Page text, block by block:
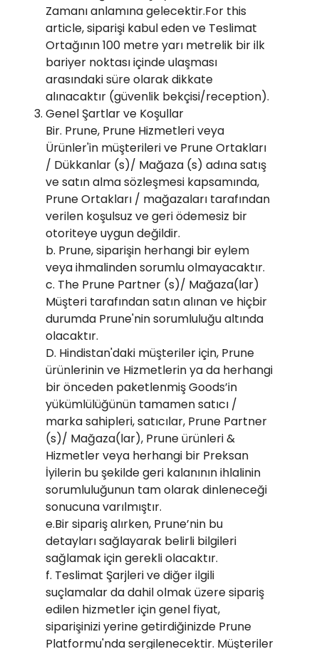
Zamanı anlamına gelecektir.For this
article, siparişi kabul eden ve Teslimat
Ortağının 100 metre yarı metrelik bir ilk
bariyer noktası içinde ulaşması
arasındaki süre olarak dikkate
alınacaktır (güvenlik bekçisi/reception).
Genel Şartlar ve Koşullar
Bir. Prune, Prune Hizmetleri veya
Ürünler'in müşterileri ve Prune Ortakları
/ Dükkanlar (s)/ Mağaza (s) adına satış
ve satın alma sözleşmesi kapsamında,
Prune Ortakları / mağazaları tarafından
verilen koşulsuz ve geri ödemesiz bir
otoriteye uygun değildir.
b. Prune, siparişin herhangi bir eylem
veya ihmalinden sorumlu olmayacaktır.
c. The Prune Partner (s)/ Mağaza(lar)
Müşteri tarafından satın alınan ve hiçbir
durumda Prune'nin sorumluluğu altında
olacaktır.
D. Hindistan'daki müşteriler için, Prune
ürünlerinin ve Hizmetlerin ya da herhangi
bir önceden paketlenmiş Goods’in
yükümlülüğünün tamamen satıcı /
marka sahipleri, satıcılar, Prune Partner
(s)/ Mağaza(lar), Prune ürünleri &
Hizmetler veya herhangi bir Preksan
İyilerin bu şekilde geri kalanının ihlalinin
sorumluluğunun tam olarak dinleneceği
sonucuna varılmıştır.
e.Bir sipariş alırken, Prune’nin bu
detayları sağlayarak belirli bilgileri
sağlamak için gerekli olacaktır.
f. Teslimat Şarjleri ve diğer ilgili
suçlamalar da dahil olmak üzere sipariş
edilen hizmetler için genel fiyat,
siparişinizi yerine getirdiğinizde Prune
Platformu'nda sergilenecektir. Müşteriler